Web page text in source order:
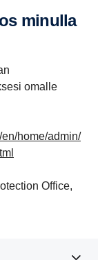
omalle
home/admin/
Office,